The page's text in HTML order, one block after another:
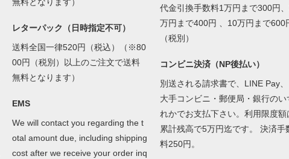
無料となります）
レターパック（日時指定不可）
送料全国一律520円（税込）（※80
00円（税別）以上のご注文で送料
無料となります）
EMS
We will contact you regarding the t
otal amount due, including shipping
cost after we receive your order inq
代金引換手数料1万円まで300円
万円まで400円 、10万円まで600
（税別）
コンビニ決済（NP後払い）
別送される請求書で、LINE Pay、
大手コンビニ・郵便局・銀行のい
れかでお支払下さい。利用限度額
累計残高で5万円迄です。 決済手
料250円。